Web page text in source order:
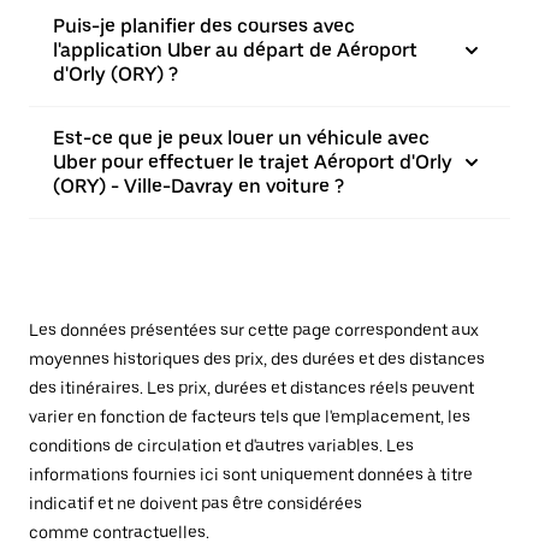
Puis-je planifier des courses avec
l'application Uber au départ de Aéroport
d'Orly (ORY) ?
Est-ce que je peux louer un véhicule avec
Uber pour effectuer le trajet Aéroport d'Orly
(ORY) - Ville-Davray en voiture ?
Les données présentées sur cette page correspondent aux
moyennes historiques des prix, des durées et des distances
des itinéraires. Les prix, durées et distances réels peuvent
varier en fonction de facteurs tels que l'emplacement, les
conditions de circulation et d'autres variables. Les
informations fournies ici sont uniquement données à titre
indicatif et ne doivent pas être considérées
comme contractuelles.